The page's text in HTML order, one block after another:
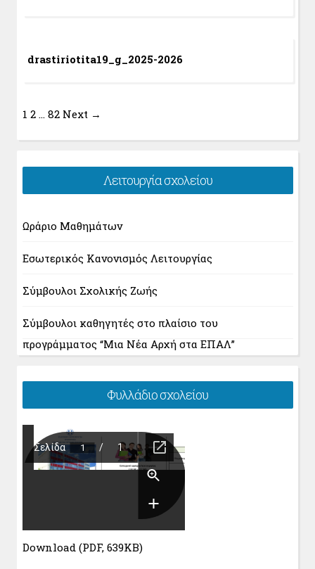
drastiriotita19_g_2025-2026
1 2 … 82 Next →
Λειτουργία σχολείου
Ωράριο Μαθημάτων
Εσωτερικός Κανονισμός Λειτουργίας
Σύμβουλοι Σχολικής Ζωής
Σύμβουλοι καθηγητές στο πλαίσιο του
προγράμματος “Μια Νέα Αρχή στα ΕΠΑΛ”
Φυλλάδιο σχολείου
Download (PDF, 639KB)